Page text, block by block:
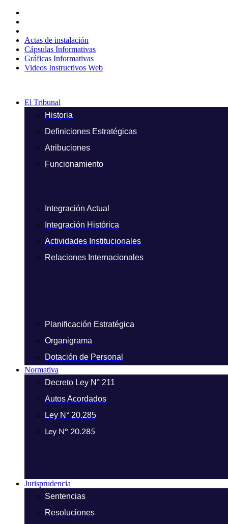
contenido
Actas de instalación
Cápsulas Informativas
Gráficas Informativas
Videos Instructivos Web
El Tribunal
Historia
Definiciones Estratégicas
Atribuciones
Funcionamiento
Integración Actual
Integración Histórica
Actividades Institucionales
Relaciones Internacionales
Planificación Estratégica
Organigrama
Dotación de Personal
Normativa
Decreto Ley N° 211
Autos Acordados
Ley N° 20.285
Ley N° 20.285
Jurisprudencia
Sentencias
Resoluciones